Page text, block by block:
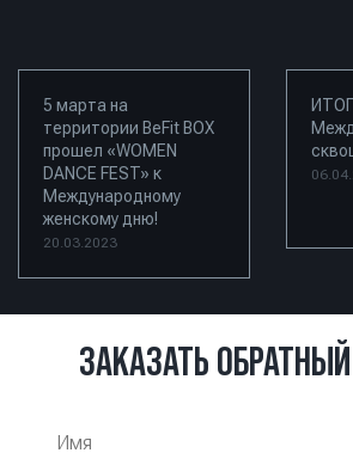
5 марта на
территории BeFit BOX
прошел «WOMEN
DANCE FEST» к
Международному
женскому дню!
20.03.2023
ЗАКАЗАТЬ